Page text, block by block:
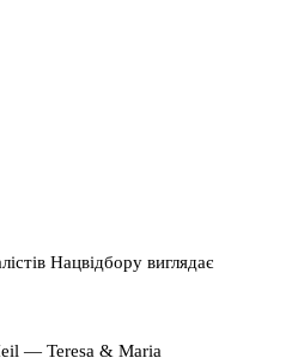
Нацвідбору виглядає
— Teresa & Maria